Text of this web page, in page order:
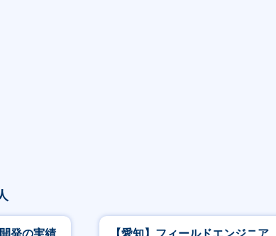
発の実績 【愛知】フィールドエンジニア